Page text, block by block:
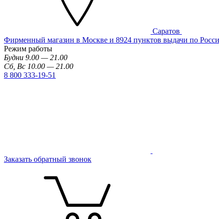
Саратов
Фирменный магазин в Москве и 8924 пунктов выдачи по
Режим работы
Будни 9.00 — 21.00
Сб, Вс 10.00 — 21.00
8 800 333-19-51
Заказать обратный звонок